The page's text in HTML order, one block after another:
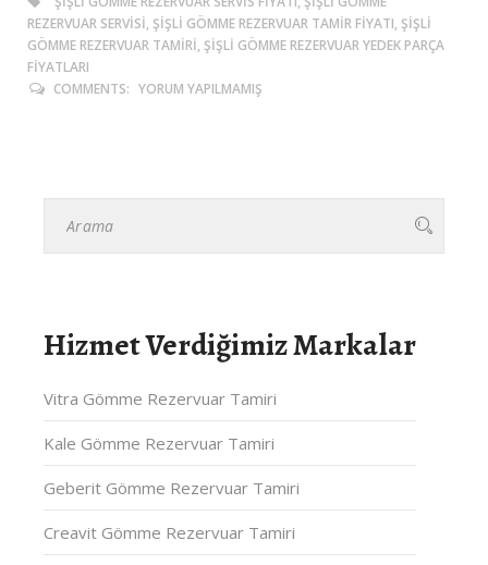
REZERVUAR SERVISI, ŞIŞLI GÖMME REZERVUAR TAMIR FIYATI, ŞIŞLI
GÖMME REZERVUAR TAMIRI, ŞIŞLI GÖMME REZERVUAR YEDEK PARÇA
FIYATLARI
COMMENTS: YORUM YAPILMAMIŞ
Hizmet Verdiğimiz Markalar
Vitra Gömme Rezervuar Tamiri
Kale Gömme Rezervuar Tamiri
Geberit Gömme Rezervuar Tamiri
Creavit Gömme Rezervuar Tamiri